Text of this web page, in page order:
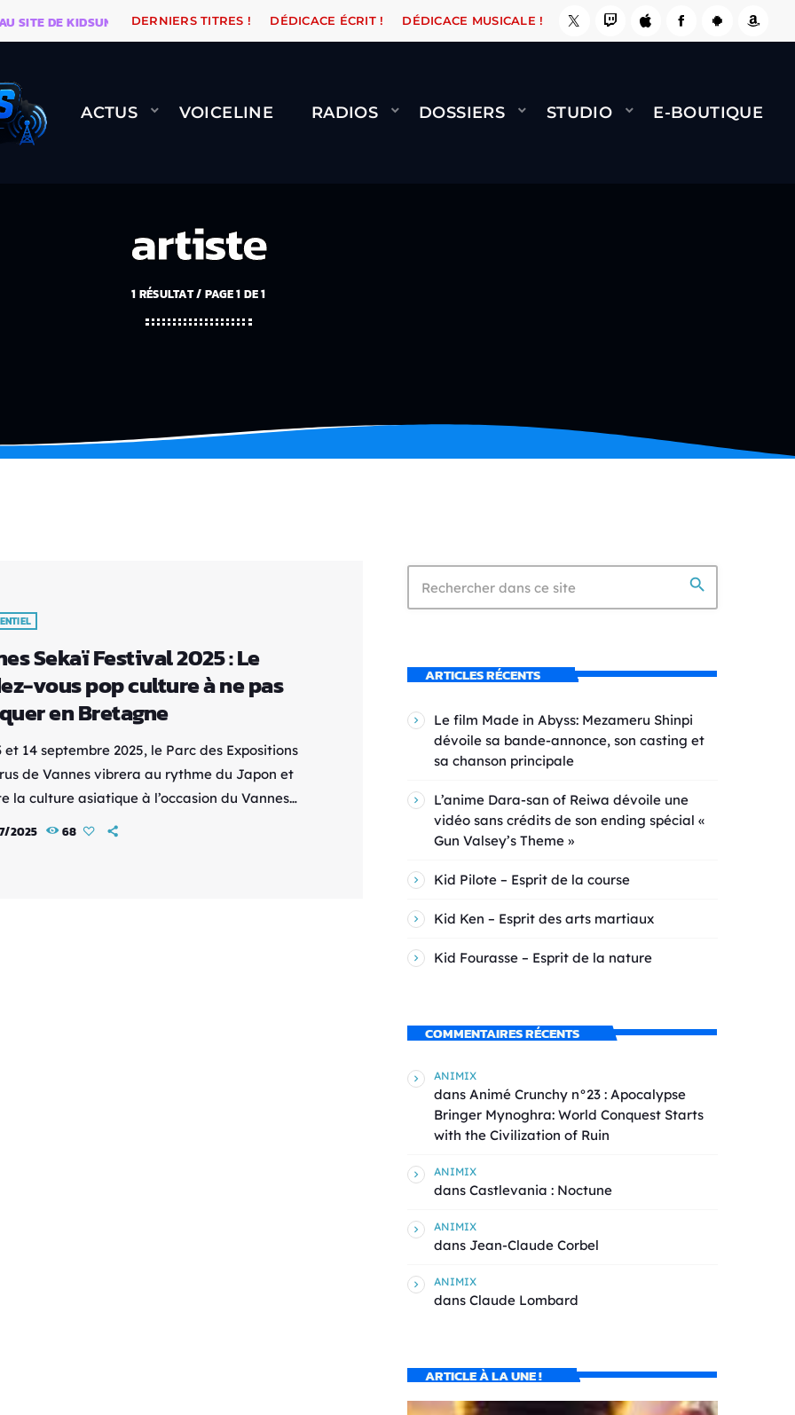
DE KIDSUNE WARÉTRO ORANGE ROAD QUI PASSE, ÇA LE FAIT ! NAMI BERNARD MINET - FLY
DERNIERS TITRES ! DÉDICACE ÉCRIT ! DÉDICACE MUSICALE !
ACTUS VOICELINE RADIOS DOSSIERS STUDIO E-BOUTIQUE
artiste
1 RÉSULTAT / PAGE 1 DE 1
Sekaï Festival 2025 : Le
vous pop culture à ne pas
en Bretagne
et 14 septembre 2025, le Parc des Expositions
de Vannes vibrera au rythme du Japon et
la culture asiatique à l’occasion du Vannes
Ce grand rendez-vous devenu
2025 68
search
ARTICLES RÉCENTS
Le film Made in Abyss: Mezameru Shinpi
dévoile sa bande-annonce, son casting et
sa chanson principale
L’anime Dara-san of Reiwa dévoile une
vidéo sans crédits de son ending spécial «
Gun Valsey’s Theme »
Kid Pilote – Esprit de la course
Kid Ken – Esprit des arts martiaux
Kid Fourasse – Esprit de la nature
COMMENTAIRES RÉCENTS
ANIMIX
dans Animé Crunchy n°23 : Apocalypse
Bringer Mynoghra: World Conquest Starts
with the Civilization of Ruin
ANIMIX
dans Castlevania : Noctune
ANIMIX
dans Jean-Claude Corbel
ANIMIX
dans Claude Lombard
ARTICLE À LA UNE !